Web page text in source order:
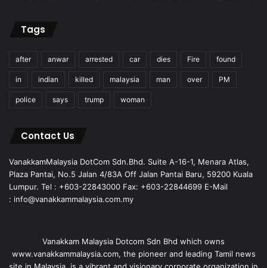
Tags
after anwar arrested car dies Fire found
in indian killed malaysia man over PM
police says trump woman
Contact Us
VanakkamMalaysia DotCom Sdn.Bhd. Suite A-16-1, Menara Atlas,
Plaza Pantai, No.5 Jalan 4/83A Off Jalan Pantai Baru, 59200 Kuala
Lumpur. Tel : +603-22843000 Fax: +603-22844699 E-Mail
: info@vanakkammalaysia.com.my
Vanakkam Malaysia Dotcom Sdn Bhd which owns
www.vanakkammalaysia.com, the pioneer and leading Tamil news